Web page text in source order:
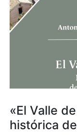
«El Valle
histórica